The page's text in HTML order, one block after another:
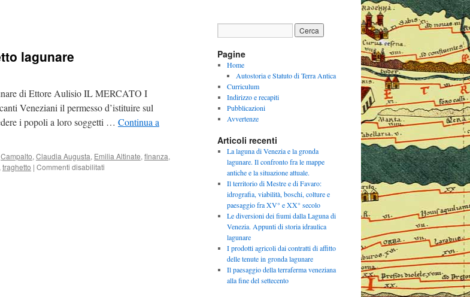
lagunare
di Ettore Aulisio IL MERCATO I
Veneziani il permesso d’istituire sul
i popoli a loro soggetti … Continua a
Campalto, Claudia Augusta, Emilia Altinate, finanza,
traghetto | Commenti disabilitati
Pagine
Home
Autostoria e Statuto di Terra Antica
Curriculum
Indirizzo e recapiti
Pubblicazioni
Avvertenze
Articoli recenti
La laguna di Venezia e la gronda
lagunare. Il confronto fra le mappe
antiche e la situazione attuale.
Il territorio di Mestre e di Favaro:
idrografia, viabilità, boschi, colture e
paesaggio fra XV° e XX° secolo
Le diversioni dei fiumi dalla Laguna di
Venezia. Appunti di storia idraulica
lagunare
I prodotti agricoli dai contratti di affitto
delle tenute in gronda lagunare
Il paesaggio della terraferma veneziana
alla fine del settecento